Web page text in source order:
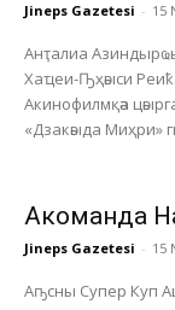
Jineps Gazetesi - 15
Анҭалиа
Хаҵеи-Ҧҳәыси
Акинофилмқәа
«Дзакәыда Миҳри»
Акоманда
Jineps Gazetesi - 15
Аҧсны Супер Куп